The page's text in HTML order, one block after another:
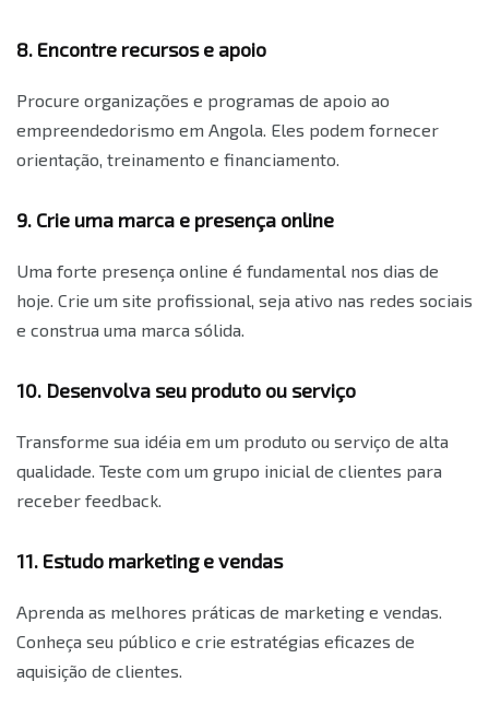
8. Encontre recursos e apoio
Procure organizações e programas de apoio ao
empreendedorismo em Angola. Eles podem fornecer
orientação, treinamento e financiamento.
9. Crie uma marca e presença online
Uma forte presença online é fundamental nos dias de
hoje. Crie um site profissional, seja ativo nas redes sociais
e construa uma marca sólida.
10. Desenvolva seu produto ou serviço
Transforme sua idéia em um produto ou serviço de alta
qualidade. Teste com um grupo inicial de clientes para
receber feedback.
11. Estudo marketing e vendas
Aprenda as melhores práticas de marketing e vendas.
Conheça seu público e crie estratégias eficazes de
aquisição de clientes.